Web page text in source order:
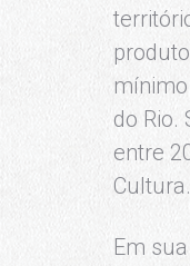
do Rio.
entre
Cultura.
Em